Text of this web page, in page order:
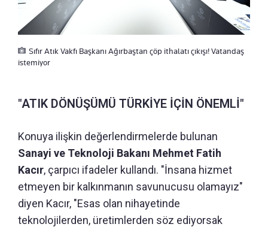
Sıfır Atık Vakfı Başkanı Ağırbaştan çöp ithalatı çıkışı! Vatandaş
istemiyor
"ATIK DÖNÜŞÜMÜ TÜRKİYE İÇİN ÖNEMLİ"
Konuya ilişkin değerlendirmelerde bulunan
Sanayi ve Teknoloji Bakanı Mehmet Fatih
Kacır, çarpıcı ifadeler kullandı. "İnsana hizmet
etmeyen bir kalkınmanın savunucusu olamayız"
diyen Kacır, "Esas olan nihayetinde
teknolojilerden, üretimlerden söz ediyorsak